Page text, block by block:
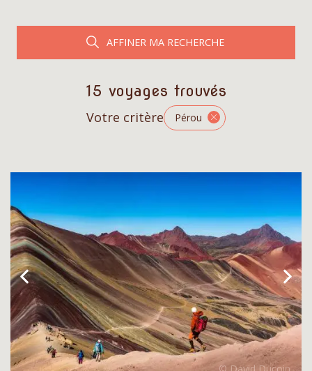
AFFINER MA RECHERCHE
15 voyages trouvés
Votre critère Pérou